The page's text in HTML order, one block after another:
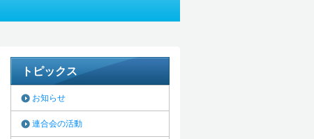
トピックス
お知らせ
連合会の活動